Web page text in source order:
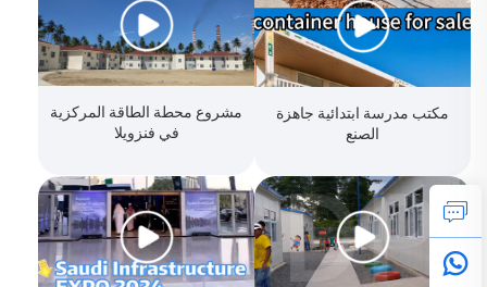
مكتب مدرسة ابتدائية جاهزة
الصنع
مشروع محطة الطاقة المركزية
في فنزويلا